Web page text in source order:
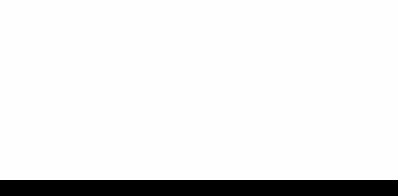
組。事後劇組工作人員表示，「墓碑是我們自己做的假墓，